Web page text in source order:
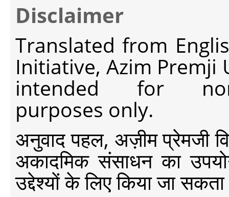
Disclaimer
Translated from
Initiative, Azim Premji
intended for non-
purposes only.
अनुवाद पहल, अज़ीम प्रेमजी
अकादमिक संसाधन का
उद्देश्यों के लिए किया जा